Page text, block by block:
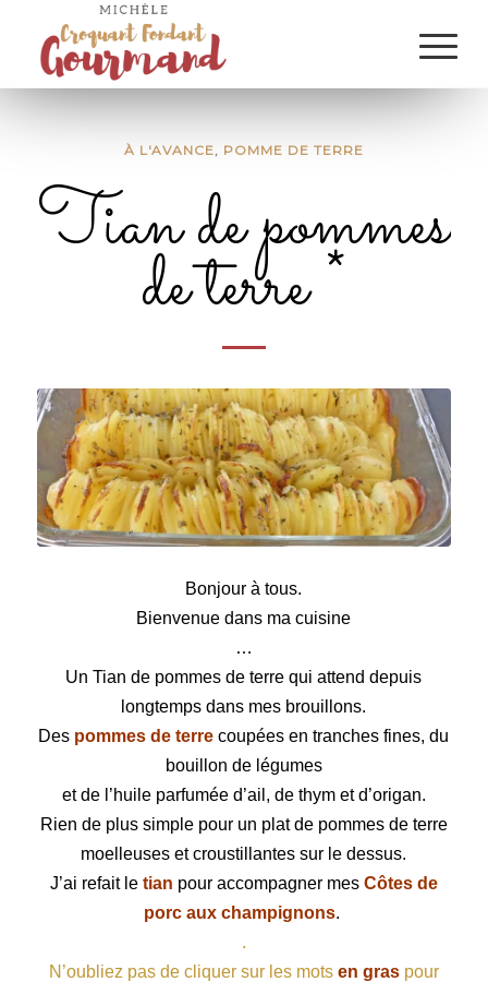
À L'AVANCE, POMME DE TERRE
Tian de pommes
de terre *
Bonjour à tous.
Bienvenue dans ma cuisine
…
Un Tian de pommes de terre qui attend depuis
longtemps dans mes brouillons.
Des pommes de terre coupées en tranches fines, du
bouillon de légumes
et de l’huile parfumée d’ail, de thym et d’origan.
Rien de plus simple pour un plat de pommes de terre
moelleuses et croustillantes sur le dessus.
J’ai refait le tian pour accompagner mes Côtes de
porc aux champignons.
.
N’oubliez pas de cliquer sur les mots en graspour